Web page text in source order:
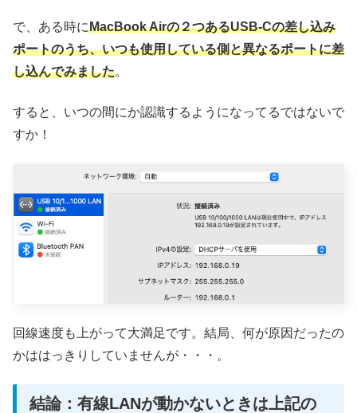
で、ある時にMacBook Airの２つあるUSB-Cの差し込み
ポートのうち、いつも使用している側と異なるポートに差
し込んでみました。
すると、いつの間にか認識するようになってるではないで
すか！
回線速度も上がって大満足です。結局、何が原因だったの
かははっきりしていませんが・・・。
結論：有線LANが動かないときは上記の